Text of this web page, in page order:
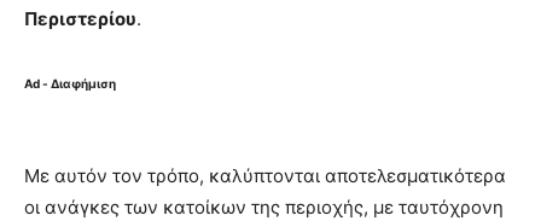
Περιστερίου.
Ad - Διαφήμιση
Με αυτόν τον τρόπο, καλύπτονται αποτελεσματικότερα
οι ανάγκες των κατοίκων της περιοχής, με ταυτόχρονη